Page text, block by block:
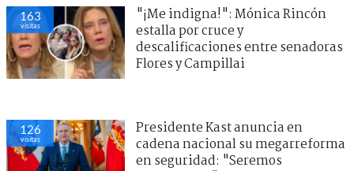
163
visitas
"¡Me indigna!": Mónica Rincón
estalla por cruce y
descalificaciones entre senadoras
Flores y Campillai
126
visitas
Presidente Kast anuncia en
cadena nacional su megarreforma
en seguridad: "Seremos